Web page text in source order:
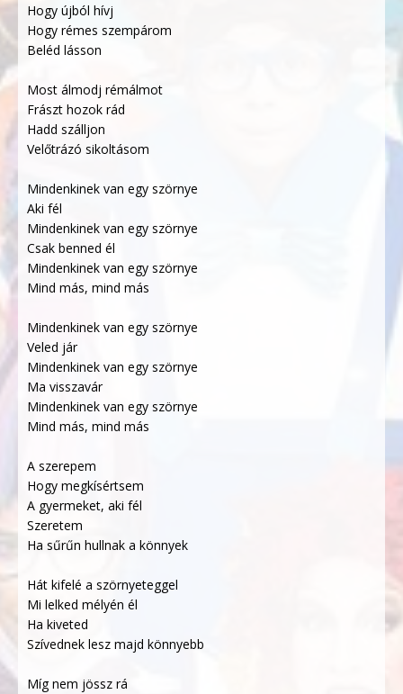
Hogy újból hívj
Hogy rémes szempárom
Beléd lásson
Most álmodj rémálmot
Frászt hozok rád
Hadd szálljon
Velőtrázó sikoltásom
Mindenkinek van egy szörnye
Aki fél
Mindenkinek van egy szörnye
Csak benned él
Mindenkinek van egy szörnye
Mind más, mind más
Mindenkinek van egy szörnye
Veled jár
Mindenkinek van egy szörnye
Ma visszavár
Mindenkinek van egy szörnye
Mind más, mind más
A szerepem
Hogy megkísértsem
A gyermeket, aki fél
Szeretem
Ha sűrűn hullnak a könnyek
Hát kifelé a szörnyeteggel
Mi lelked mélyén él
Ha kiveted
Szívednek lesz majd könnyebb
Míg nem jössz rá